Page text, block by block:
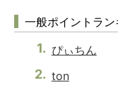
一般ポイントラ
ぴぃちん
ton